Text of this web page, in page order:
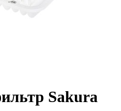
Sakura